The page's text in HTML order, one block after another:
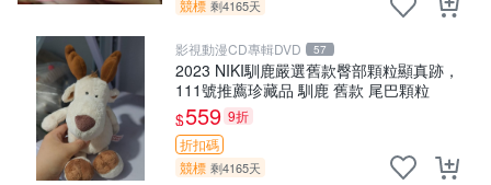
競標 剩4165天
影視動漫CD專輯DVD 57
2023 NIKI馴鹿嚴選舊款臀部顆粒顯真跡，
111號推薦珍藏品 馴鹿 舊款 尾巴顆粒
$559 9折
折扣碼
競標 剩4165天